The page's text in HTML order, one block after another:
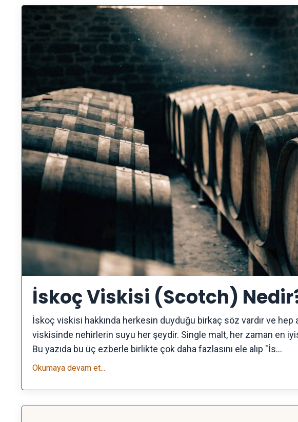
İskoç Viskisi (Scotch)
İskoç viskisi hakkında herkesin duyduğu birkaç söz vardır ve hep
viskisinde nehirlerin suyu her şeydir. Single malt, her zaman en
Bu yazıda bu üç ezberle birlikte çok daha fazlasını ele alıp "İs...
Okumaya devam et...